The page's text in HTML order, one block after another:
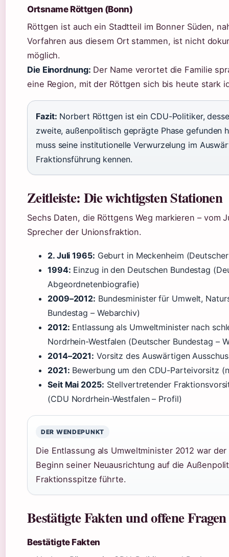
Ortsname Röttgen (Bonn)
Röttgen ist auch ein Stadtteil im Bonner Süden,
Vorfahren aus diesem Ort stammen, ist nicht
möglich.
Die Einordnung: Der Name verortet die Familie
eine Region, mit der Röttgen sich bis heute stark
Fazit: Norbert Röttgen ist ein CDU-Politiker,
zweite, außenpolitisch geprägte Phase gefunden
muss seine institutionelle Verwurzelung im
Fraktionsführung kennen.
Zeitleiste: Die wichtigsten Stationen
Sechs Daten, die Röttgens Weg markieren – vom
Sprecher der Unionsfraktion.
2. Juli 1965: Geburt in Meckenheim
1994: Einzug in den Deutschen Bundestag
Abgeordnetenbiografie)
2009–2012: Bundesminister für Umwelt,
Bundestag – Webarchiv)
2012: Entlassung als Umweltminister nach
Nordrhein-Westfalen (Deutscher Bundestag –
2014–2021: Vorsitz des Auswärtigen
2021: Bewerbung um den CDU-Parteivorsitz
Seit Mai 2025: Stellvertretender
(CDU Nordrhein-Westfalen – Profil)
DER WENDEPUNKT
Die Entlassung als Umweltminister 2012 war
Beginn seiner Neuausrichtung auf die
Fraktionsspitze führte.
Bestätigte Fakten und offene Fragen
Bestätigte Fakten